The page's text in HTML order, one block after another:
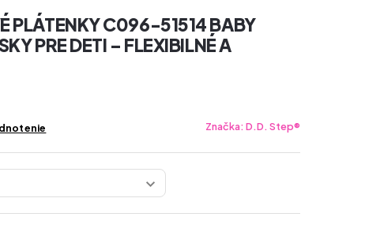
PLÁTENKY C096-51514 BABY
PRE DETI – FLEXIBILNÉ A
Značka:D.D. Step®